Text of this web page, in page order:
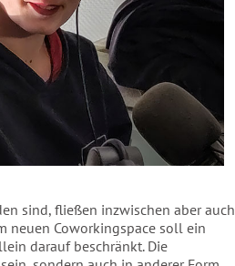
sind, fließen inzwischen aber auch
neuen Coworkingspace soll ein
darauf beschränkt. Die